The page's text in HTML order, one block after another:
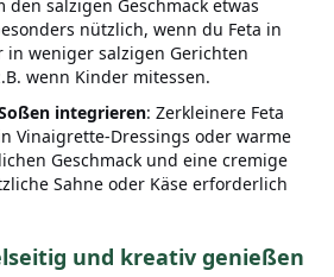
den salzigen Geschmack etwas
nützlich, wenn du Feta in
weniger salzigen Gerichten
wenn Kinder mitessen.
integrieren: Zerkleinere Feta
Vinaigrette-Dressings oder warme
Geschmack und eine cremige
Sahne oder Käse erforderlich
und kreativ genießen